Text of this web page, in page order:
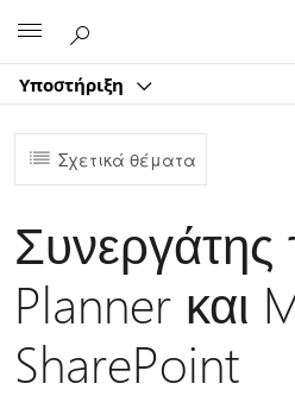
Υποστήριξη
Σχετικά θέματα
Συνεργάτης
Planner και
SharePoint